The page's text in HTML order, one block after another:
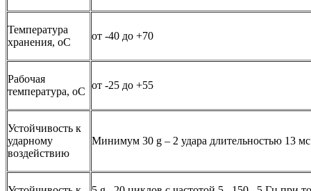
Температура
хранения, оС
от -40 до +70
Рабочая
температура, оС
от -25 до +55
Устойчивость к
ударному
воздействию
Минимум 30 g – 2 удара длительностью 13 мс